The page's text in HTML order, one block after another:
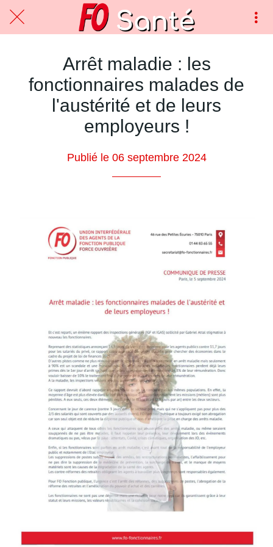
Arrêt maladie : les
fonctionnaires malades de
l'austérité et de leurs
employeurs !
Publié le 06 septembre 2024